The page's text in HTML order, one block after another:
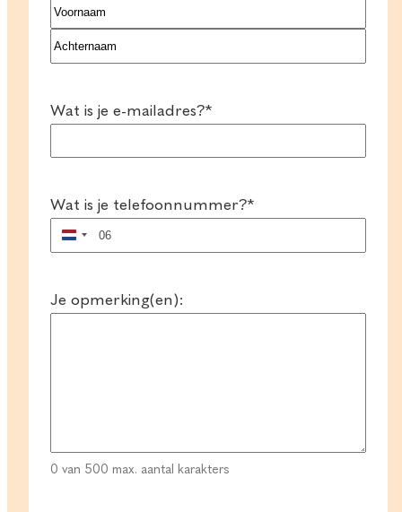
Voornaam
Wat is je e-mailadres?*
Wat is je telefoonnummer?*
Nederland
+31
Je opmerking(en):
0 van 500 max. aantal karakters